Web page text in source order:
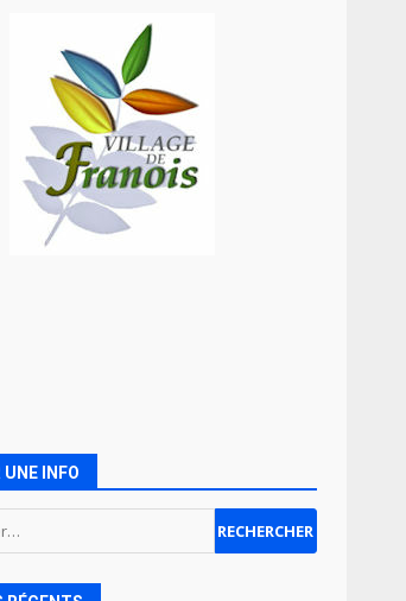
UNE INFO
: